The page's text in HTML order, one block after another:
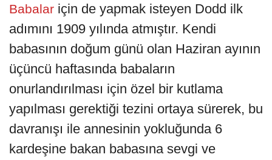
Babalar için de yapmak isteyen Dodd ilk
adımını 1909 yılında atmıştır. Kendi
babasının doğum günü olan Haziran ayının
üçüncü haftasında babaların
onurlandırılması için özel bir kutlama
yapılması gerektiği tezini ortaya sürerek, bu
davranışı ile annesinin yokluğunda 6
kardeşine bakan babasına sevgi ve